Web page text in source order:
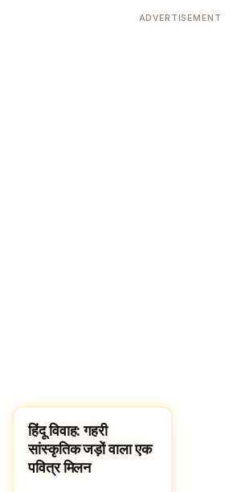
ADVERTISEMENT
LIFESTYLE
हिंदू विवाह: गहरी
सांस्कृतिक जड़ों वाला एक
पवित्र मिलन